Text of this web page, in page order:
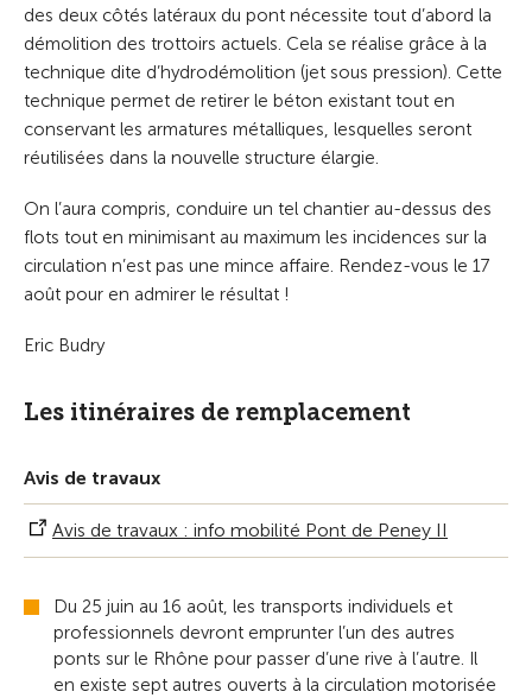
des deux côtés latéraux du pont nécessite tout d’abord la
démolition des trottoirs actuels. Cela se réalise grâce à la
technique dite d’hydrodémolition (jet sous pression). Cette
technique permet de retirer le béton existant tout en
conservant les armatures métalliques, lesquelles seront
réutilisées dans la nouvelle structure élargie.
On l’aura compris, conduire un tel chantier au-dessus des
flots tout en minimisant au maximum les incidences sur la
circulation n’est pas une mince affaire. Rendez-vous le 17
août pour en admirer le résultat !
Eric Budry
Les itinéraires de remplacement
Avis de travaux
Avis de travaux : info mobilité Pont de Peney II
Du 25 juin au 16 août, les transports individuels et
professionnels devront emprunter l’un des autres
ponts sur le Rhône pour passer d’une rive à l’autre. Il
en existe sept autres ouverts à la circulation motorisée